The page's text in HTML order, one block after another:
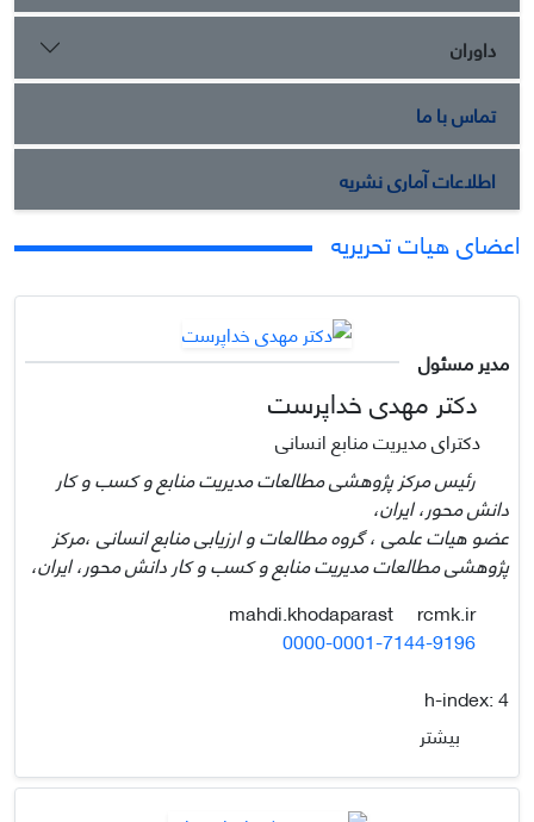
داوران
تماس با ما
اطلاعات آماری نشریه
اعضای هیات تحریریه
مدیر مسئول
دکتر مهدی خداپرست
دکترای مدیریت منابع انسانی
رئیس مرکز پژوهشی مطالعات مدیریت منابع و کسب و کار
دانش محور، ایران،
عضو هیات علمی ، گروه مطالعات و ارزیابی منابع انسانی ،مرکز
پژوهشی مطالعات مدیریت منابع و کسب و کار دانش محور، ایران،
mahdi.khodaparast
rcmk.ir
0000-0001-7144-9196
h-index:4
بیشتر